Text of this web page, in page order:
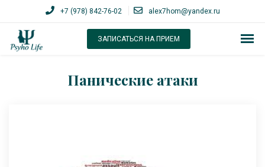
+7 (978) 842-76-02 alex7hom@yandex.ru
ЗАПИСАТЬСЯ НА ПРИЕМ
Панические атаки